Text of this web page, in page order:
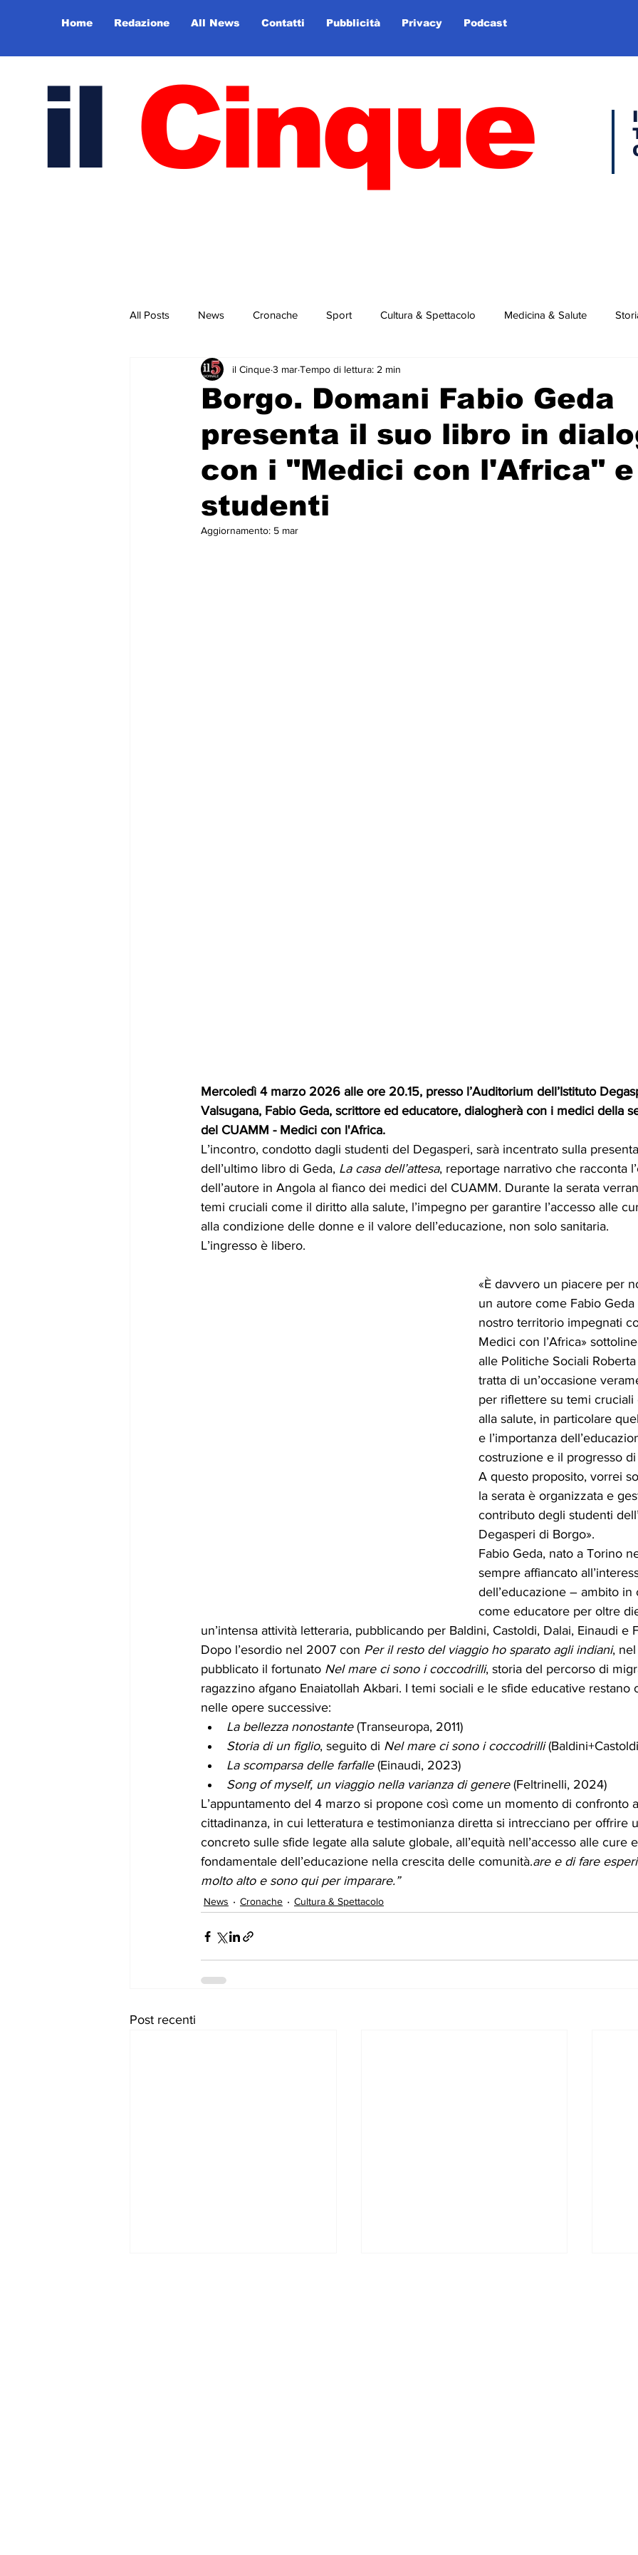
Home Redazione All News Contatti Pubblicità Privacy Podcast
il Cinque
All Posts News Cronache Sport Cultura & Spettacolo Medicina & Salute
Rubriche & Curiosità Sport in primo piano
Borgo. Domani Fabio Geda
presenta il suo libro in
con i "Medici con l'Africa"
studenti
il Cinque3 marTempo di lettura: 2 min
Aggiornamento: 5 mar
Mercoledì 4 marzo 2026 alle ore 20.15, presso l’Auditorium dell’Istituto
Valsugana, Fabio Geda, scrittore ed educatore, dialogherà con i medici della
del CUAMM - Medici con l'Africa.
L’incontro, condotto dagli studenti del Degasperi, sarà incentrato sulla
dell’ultimo libro di Geda, La casa dell’attesa, reportage narrativo che racconta
dell’autore in Angola al fianco dei medici del CUAMM. Durante la serata
temi cruciali come il diritto alla salute, l’impegno per garantire l’accesso alle
alla condizione delle donne e il valore dell’educazione, non solo sanitaria.
L’ingresso è libero.
«È davvero un piacere per
un autore come Fabio
nostro territorio impegnati
Medici con l’Africa»
alle Politiche Sociali
tratta di un’occasione
per riflettere su temi
alla salute, in particolare
e l’importanza
costruzione e il progresso
A questo proposito, vorrei
la serata è organizzata e
contributo degli studenti
Degasperi di Borgo».
Fabio Geda, nato a Torino
sempre affiancato
dell’educazione – ambito
come educatore per oltre
un’intensa attività letteraria, pubblicando per Baldini, Castoldi, Dalai, Einaudi e
Dopo l’esordio nel 2007 con Per il resto del viaggio ho sparato agli indiani,
pubblicato il fortunato Nel mare ci sono i coccodrilli, storia del percorso di
ragazzino afgano Enaiatollah Akbari. I temi sociali e le sfide educative
nelle opere successive:
La bellezza nonostante (Transeuropa, 2011)
Storia di un figlio, seguito di Nel mare ci sono i coccodrilli
La scomparsa delle farfalle (Einaudi, 2023)
Song of myself, un viaggio nella varianza di genere (Feltrinelli, 2024)
L’appuntamento del 4 marzo si propone così come un momento di confronto
cittadinanza, in cui letteratura e testimonianza diretta si intrecciano per offrire
concreto sulle sfide legate alla salute globale, all’equità nell’accesso alle cure
fondamentale dell’educazione nella crescita delle comunità.are e di fare
molto alto e sono qui per imparare.”
News Cronache Cultura & Spettacolo
Post recenti